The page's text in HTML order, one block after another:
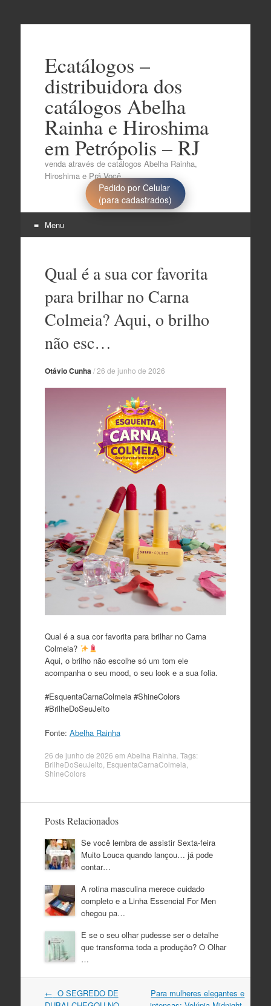
Pedido por Celular
(para cadastrados)
Ecatálogos –
distribuidora dos
catálogos Abelha
Rainha e Hiroshima
em Petrópolis – RJ
venda através de catálogos Abelha Rainha,
Hiroshima e Prá Você..
Menu
conteúdo
Qual é a sua cor favorita
para brilhar no Carna
Colmeia? Aqui, o brilho
não esc…
Otávio Cunha /26 de junho de 2026
Qual é a sua cor favorita para brilhar no Carna
Colmeia?
Aqui, o brilho não escolhe só um tom ele
acompanha o seu mood, o seu look e a sua folia.
#EsquentaCarnaColmeia #ShineColors
#BrilheDoSeuJeito
Fonte: Abelha Rainha
26 de junho de 2026 em Abelha Rainha. Tags:
BrilheDoSeuJeito, EsquentaCarnaColmeia,
ShineColors
Posts Relacionados
Se você lembra de assistir Sexta-feira
Muito Louca quando lançou… já pode
contar…
A rotina masculina merece cuidado
completo e a Linha Essencial For Men
chegou pa…
E se o seu olhar pudesse ser o detalhe
que transforma toda a produção? O Olhar
…
Navegação
← ​​ O SEGREDO DE
Para mulheres elegantes e